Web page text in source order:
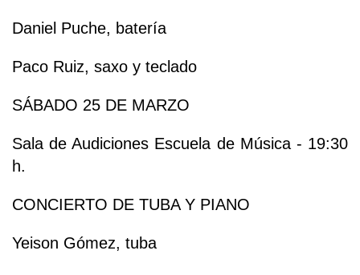
Daniel Puche, batería
Paco Ruiz, saxo y teclado
SÁBADO 25 DE MARZO
Sala de Audiciones Escuela de Música - 19:30
h.
CONCIERTO DE TUBA Y PIANO
Yeison Gómez, tuba